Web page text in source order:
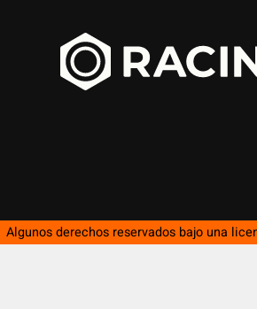
Algunos derechos reservados bajo una